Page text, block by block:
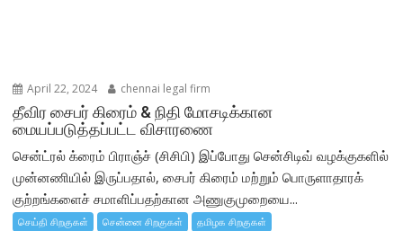
April 22, 2024 chennai legal firm
தீவிர சைபர் கிரைம் & நிதி மோசடிக்கான
மையப்படுத்தப்பட்ட விசாரணை
சென்ட்ரல் க்ரைம் பிராஞ்ச் (சிசிபி) இப்போது சென்சிடிவ் வழக்குகளில்
முன்னணியில் இருப்பதால், சைபர் கிரைம் மற்றும் பொருளாதாரக்
குற்றங்களைச் சமாளிப்பதற்கான அணுகுமுறையை...
செய்தி சிறகுகள் சென்னை சிறகுகள்
தமிழக சிறகுகள்